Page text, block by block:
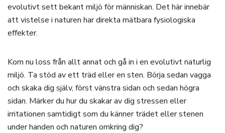
evolutivt sett bekant miljö för människan. Det här innebär
att vistelse i naturen har direkta mätbara fysiologiska
effekter.
Kom nu loss från allt annat och gå in i en evolutivt naturlig
miljö. Ta stöd av ett träd eller en sten. Börja sedan vagga
och skaka dig själv, först vänstra sidan och sedan högra
sidan. Märker du hur du skakar av dig stressen eller
irritationen samtidigt som du känner trädet eller stenen
under handen och naturen omkring dig?